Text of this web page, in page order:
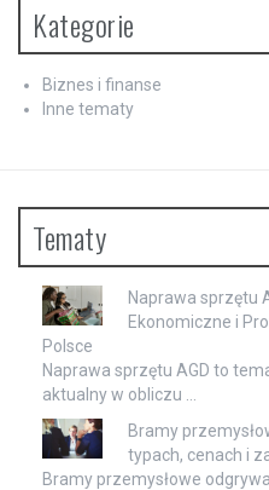
Kategorie
Biznes i finanse
Inne tematy
Tematy
Naprawa sprzętu
Ekonomiczne i
Polsce
Naprawa sprzętu AGD to
aktualny w obliczu …
Bramy
typach, cenach i
Bramy przemysłowe